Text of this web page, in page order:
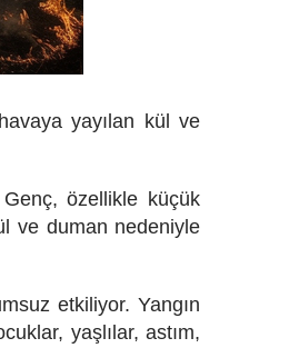
yayılan kül ve
özellikle küçük
ve duman nedeniyle
etkiliyor. Yangın
yaşlılar, astım,